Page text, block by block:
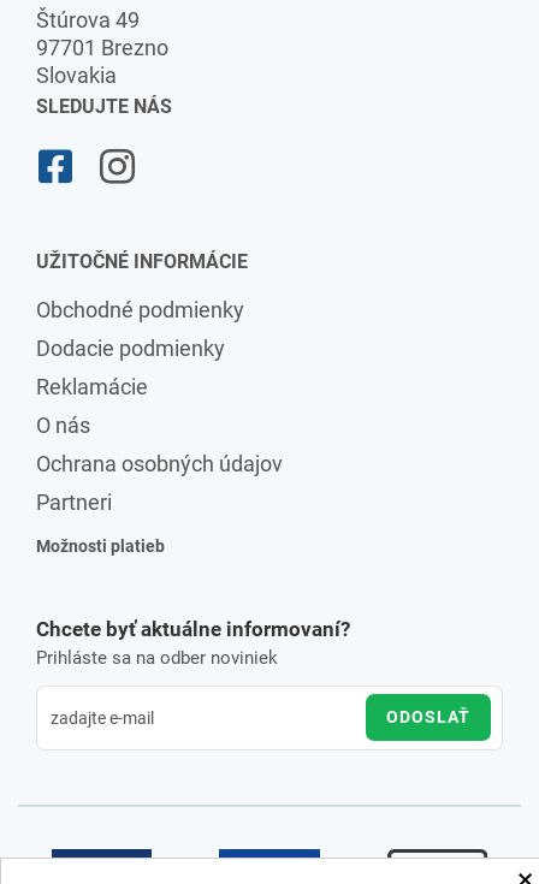
Štúrova 49
97701 Brezno
Slovakia
SLEDUJTE NÁS
UŽITOČNÉ INFORMÁCIE
Obchodné podmienky
Dodacie podmienky
Reklamácie
O nás
Ochrana osobných údajov
Partneri
Možnosti platieb
Chcete byť aktuálne informovaní?
Prihláste sa na odber noviniek
ODOSLAŤ